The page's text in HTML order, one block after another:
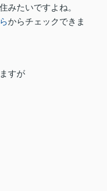
みたいですよね。
からチェックできま
すが